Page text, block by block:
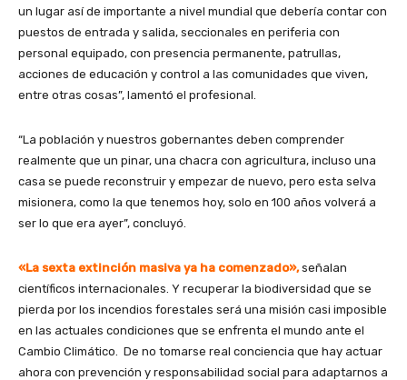
un lugar así de importante a nivel mundial que debería contar con
puestos de entrada y salida, seccionales en periferia con
personal equipado, con presencia permanente, patrullas,
acciones de educación y control a las comunidades que viven,
entre otras cosas”, lamentó el profesional.
“La población y nuestros gobernantes deben comprender
realmente que un pinar, una chacra con agricultura, incluso una
casa se puede reconstruir y empezar de nuevo, pero esta selva
misionera, como la que tenemos hoy, solo en 100 años volverá a
ser lo que era ayer”, concluyó.
«La sexta extinción masiva ya ha comenzado», señalan
científicos internacionales. Y recuperar la biodiversidad que se
pierda por los incendios forestales será una misión casi imposible
en las actuales condiciones que se enfrenta el mundo ante el
Cambio Climático. De no tomarse real conciencia que hay actuar
ahora con prevención y responsabilidad social para adaptarnos a